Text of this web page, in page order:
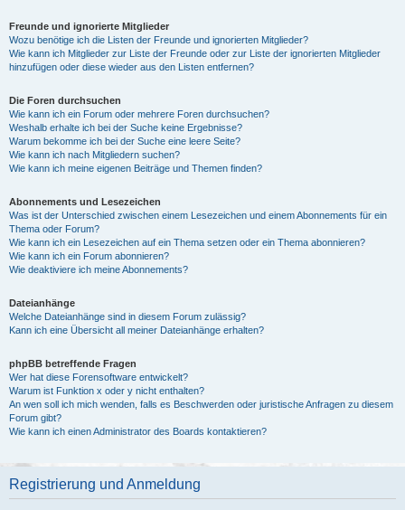
Freunde und ignorierte Mitglieder
Wozu benötige ich die Listen der Freunde und ignorierten Mitglieder?
Wie kann ich Mitglieder zur Liste der Freunde oder zur Liste der ignorierten Mitglieder
hinzufügen oder diese wieder aus den Listen entfernen?
Die Foren durchsuchen
Wie kann ich ein Forum oder mehrere Foren durchsuchen?
Weshalb erhalte ich bei der Suche keine Ergebnisse?
Warum bekomme ich bei der Suche eine leere Seite?
Wie kann ich nach Mitgliedern suchen?
Wie kann ich meine eigenen Beiträge und Themen finden?
Abonnements und Lesezeichen
Was ist der Unterschied zwischen einem Lesezeichen und einem Abonnements für ein
Thema oder Forum?
Wie kann ich ein Lesezeichen auf ein Thema setzen oder ein Thema abonnieren?
Wie kann ich ein Forum abonnieren?
Wie deaktiviere ich meine Abonnements?
Dateianhänge
Welche Dateianhänge sind in diesem Forum zulässig?
Kann ich eine Übersicht all meiner Dateianhänge erhalten?
phpBB betreffende Fragen
Wer hat diese Forensoftware entwickelt?
Warum ist Funktion x oder y nicht enthalten?
An wen soll ich mich wenden, falls es Beschwerden oder juristische Anfragen zu diesem
Forum gibt?
Wie kann ich einen Administrator des Boards kontaktieren?
Registrierung und Anmeldung